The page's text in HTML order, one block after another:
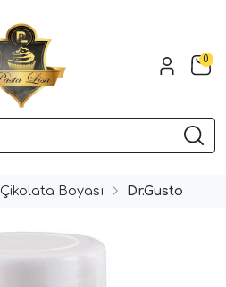
0
Çikolata Boyası Dr.Gusto